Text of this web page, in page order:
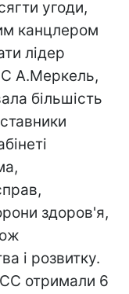
угоди,
канцлером
лідер
А.Меркель,
більшість
здоров'я,
і розвитку.
отримали 6